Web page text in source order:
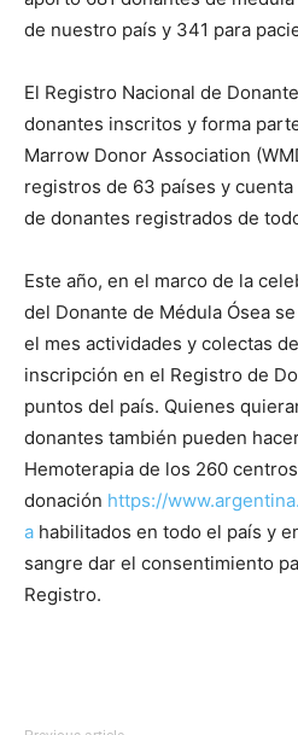
de nuestro país y 341 para
El Registro Nacional de
donantes inscritos y forma
Marrow Donor Association
registros de 63 países y
de donantes registrados de
Este año, en el marco de la
del Donante de Médula Ósea
el mes actividades y colectas
inscripción en el Registro de
puntos del país. Quienes
donantes también pueden
Hemoterapia de los 260
donación https://
a habilitados en todo el país y
sangre dar el consentimiento
Registro.